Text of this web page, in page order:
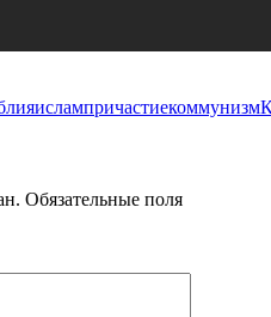
ислампричастиекоммунизм
Обязательные поля